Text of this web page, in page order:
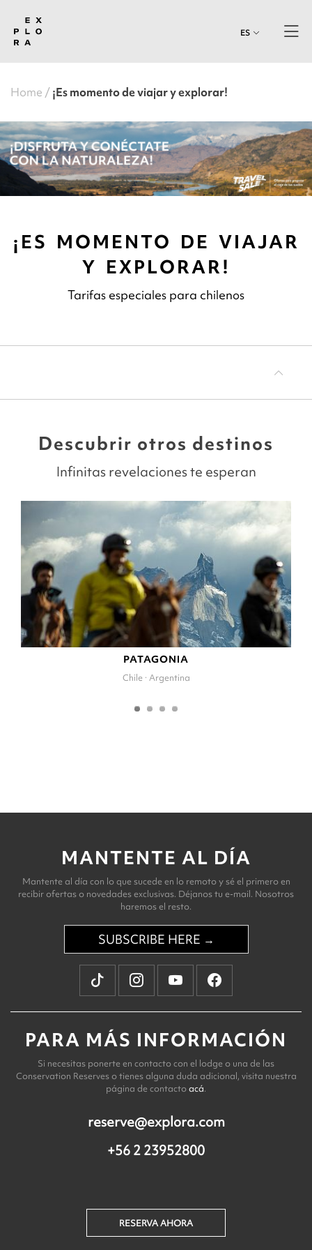
ES
Home ¡Es momento de viajar y explorar!
¡ES MOMENTO DE VIAJAR
Y EXPLORAR!
Tarifas especiales para chilenos
Descubrir otros destinos
Infinitas revelaciones te esperan
PATAGONIA
Chile · Argentina
MANTENTE AL DÍA
Mantente al día con lo que sucede en lo remoto y sé el primero en
recibir ofertas o novedades exclusivas. Déjanos tu e-mail. Nosotros
haremos el resto.
SUBSCRIBE HERE →
PARA MÁS INFORMACIÓN
Si necesitas ponerte en contacto con el lodge o una de las
Conservation Reserves o tienes alguna duda adicional, visita nuestra
página de contactoacá.
reserve@explora.com
+56 2 23952800
RESERVA AHORA